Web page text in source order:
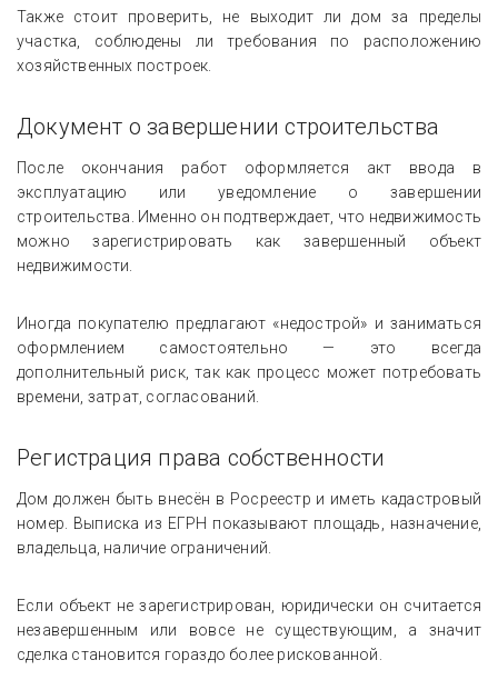
Также стоит проверить, не выходит ли дом за пределы
участка, соблюдены ли требования по расположению
хозяйственных построек.
Документ о завершении строительства
После окончания работ оформляется акт ввода в
эксплуатацию или уведомление о завершении
строительства. Именно он подтверждает, что недвижимость
можно зарегистрировать как завершенный объект
недвижимости.
Иногда покупателю предлагают «недострой» и заниматься
оформлением самостоятельно — это всегда
дополнительный риск, так как процесс может потребовать
времени, затрат, согласований.
Регистрация права собственности
Дом должен быть внесён в Росреестр и иметь кадастровый
номер. Выписка из ЕГРН показывают площадь, назначение,
владельца, наличие ограничений.
Если объект не зарегистрирован, юридически он считается
незавершенным или вовсе не существующим, а значит
сделка становится гораздо более рискованной.